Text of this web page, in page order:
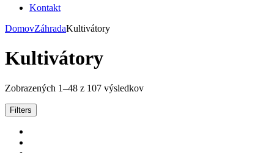
Kontakt
DomovZáhradaKultivátory
Kultivátory
Zobrazených 1–48 z 107 výsledkov
Filters